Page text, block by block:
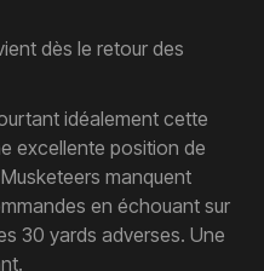
dès le retour des
idéalement cette
excellente position de
manquent
en échouant sur
30 yards adverses. Une